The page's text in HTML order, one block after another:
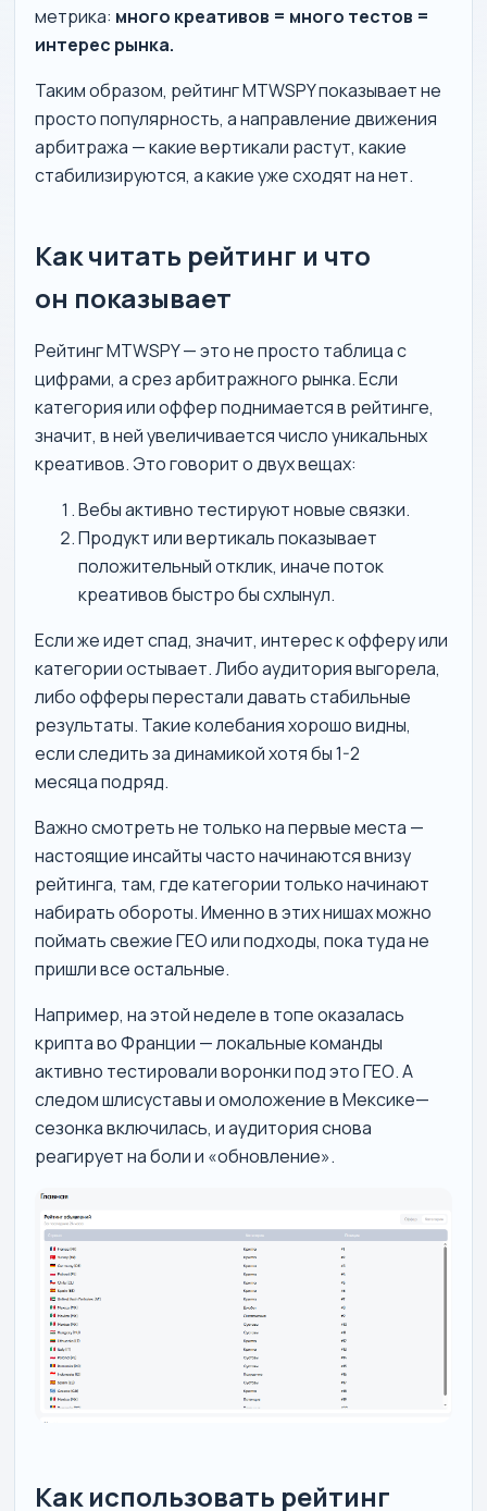
метрика: много креативов = много тестов =
интерес рынка.
Таким образом, рейтинг MTWSPY показывает не
просто популярность, а направление движения
арбитража — какие вертикали растут, какие
стабилизируются, а какие уже сходят на нет.
Как читать рейтинг и что
он показывает
Рейтинг MTWSPY — это не просто таблица с
цифрами, а срез арбитражного рынка. Если
категория или оффер поднимается в рейтинге,
значит, в ней увеличивается число уникальных
креативов. Это говорит о двух вещах:
Вебы активно тестируют новые связки.
Продукт или вертикаль показывает
положительный отклик, иначе поток
креативов быстро бы схлынул.
Если же идет спад, значит, интерес к офферу или
категории остывает. Либо аудитория выгорела,
либо офферы перестали давать стабильные
результаты. Такие колебания хорошо видны,
если следить за динамикой хотя бы 1-2
месяца подряд.
Важно смотреть не только на первые места —
настоящие инсайты часто начинаются внизу
рейтинга, там, где категории только начинают
набирать обороты. Именно в этих нишах можно
поймать свежие ГЕО или подходы, пока туда не
пришли все остальные.
Например, на этой неделе в топе оказалась
крипта во Франции — локальные команды
активно тестировали воронки под это ГЕО. А
следом шлисуставы и омоложение в Мексике—
сезонка включилась, и аудитория снова
реагирует на боли и «обновление».
Как использовать рейтинг